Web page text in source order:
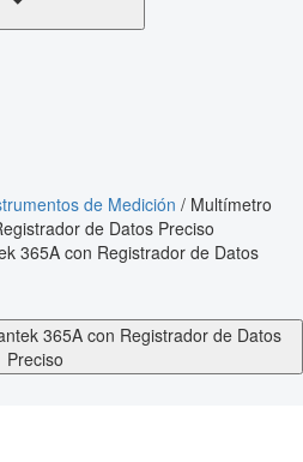
de Medición / Multímetro
de Datos Preciso